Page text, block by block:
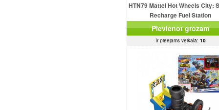
HTN79 Mattel Hot Wheels City:
Recharge Fuel Station
Pievienot grozam
Ir pieejams veikalā: 10